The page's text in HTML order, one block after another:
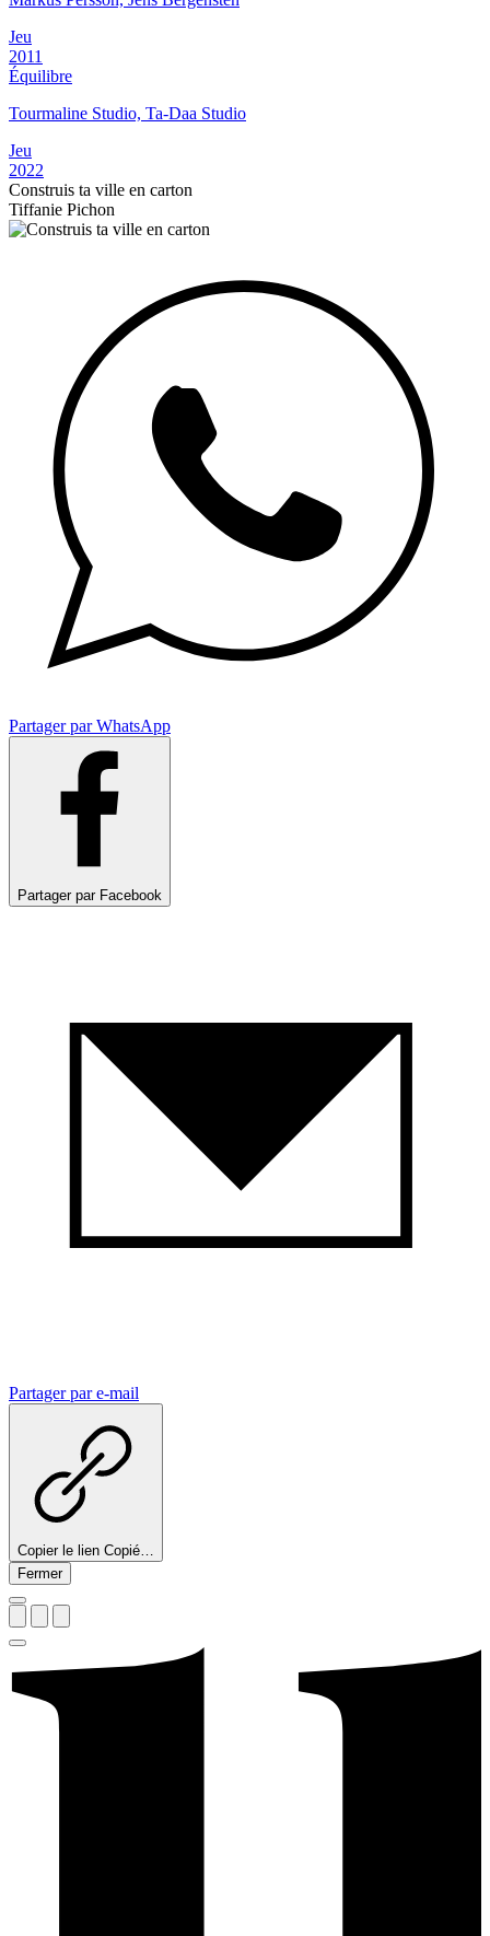
Jeu
2011
Équilibre
Tourmaline Studio, Ta-Daa Studio
Jeu
2022
Construis ta ville en carton
Tiffanie Pichon
Partager par WhatsApp
Partager par Facebook
Partager par e-mail
Copier le lien Copié…
Fermer